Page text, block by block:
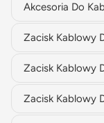
Akcesoria Do
Zacisk Kablowy
Zacisk Kablowy
Zacisk Kablowy